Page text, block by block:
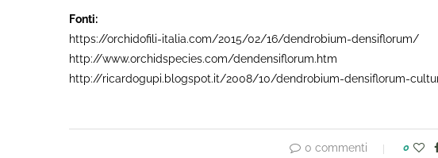
Fonti:
https://orchidofili-italia.com/2015/02/16/dendrobium-densiflorum/
http://www.orchidspecies.com/dendensiflorum.htm
http://ricardogupi.blogspot.it/2008/10/dendrobium-densiflorum-
0 commenti 0